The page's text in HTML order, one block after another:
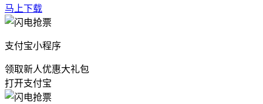
马上下载
支付宝小程序
领取新人优惠大礼包
打开支付宝